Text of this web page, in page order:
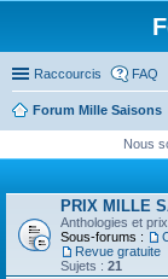
Raccourcis FAQ
Forum Mille Saisons
Nous
PRIX MILLE
Anthologies et
Sous-forums :
Revue gratuite
Sujets : 21